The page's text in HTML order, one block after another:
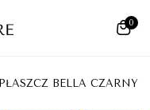
0
PŁASZCZ BELLA CZARNY